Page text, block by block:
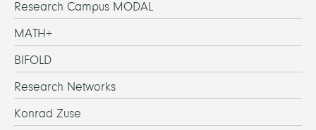
Research Campus MODAL
MATH+
BIFOLD
Research Networks
Konrad Zuse